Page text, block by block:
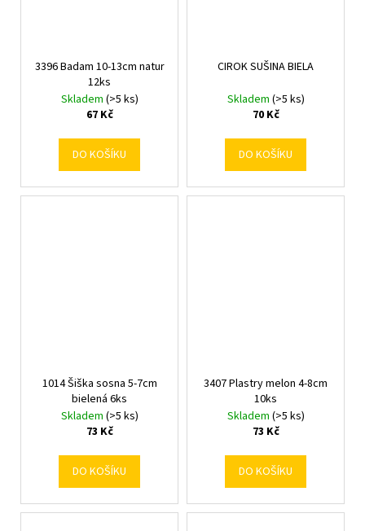
3396 Badam 10-13cm natur
12ks
Skladem (>5 ks)
67 Kč
DO KOŠÍKU
CIROK SUŠINA BIELA
Skladem (>5 ks)
70 Kč
DO KOŠÍKU
1014 Šiška sosna 5-7cm
bielená 6ks
Skladem (>5 ks)
73 Kč
DO KOŠÍKU
3407 Plastry melon 4-8cm
10ks
Skladem (>5 ks)
73 Kč
DO KOŠÍKU